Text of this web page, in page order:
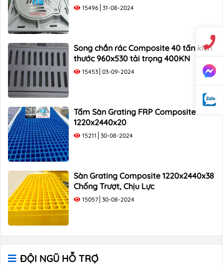
15496 31-08-2024
Song chắn rác Composite 40 tấn kích
thước 960x530 tải trọng 400KN
15453 03-09-2024
Tấm Sàn Grating FRP Composite
1220x2440x20
15211 30-08-2024
Sàn Grating Composite 1220x2440x38
Chống Trượt, Chịu Lực
15057 30-08-2024
ĐỘI NGŨ HỖ TRỢ